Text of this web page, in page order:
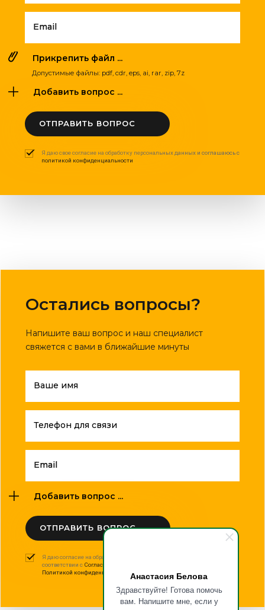
Анастасия Белова
Здравствуйте! Готова помочь
вам. Напишите мне, если у
Email
Прикрепить файл ...
Допустимые файлы: pdf, cdr, eps, ai, rar, zip, 7z
Добавить вопрос ...
ОТПРАВИТЬ ВОПРОС
Я даю свое согласие на обработку персональных данных и соглашаюсь с
политикой конфиденциальности
Остались вопросы?
Напишите ваш вопрос и наш специалист
свяжется с вами в ближайшие минуты
Ваше имя
Телефон для связи
Email
Добавить вопрос ...
ОТПРАВИТЬ ВОПРОС
Я даю согласие на обработку моих персональных данных в
соответствии с Согласием на обработку персональных данных
Политикой конфиденциальности